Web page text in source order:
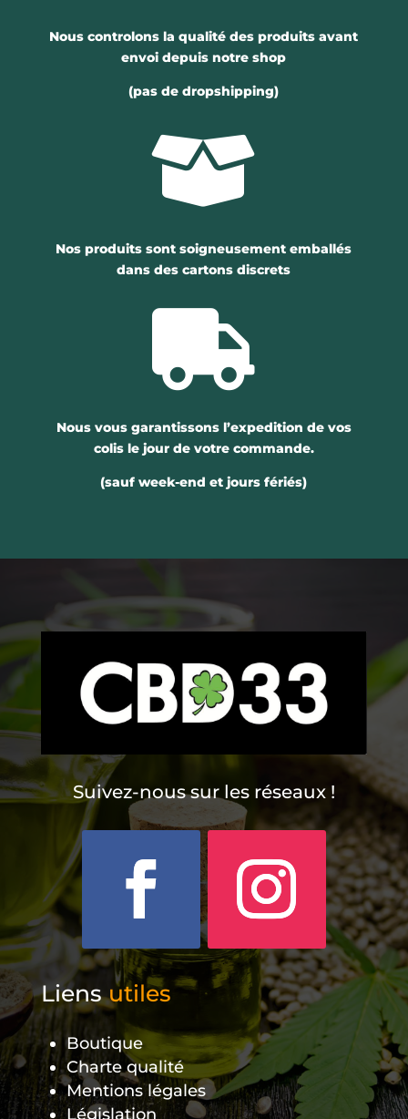
Nous controlons la qualité des produits avant
envoi depuis notre shop
(pas de dropshipping)

Nos produits sont soigneusement emballés
dans des cartons discrets

Nous vous garantissons l’expedition de vos
colis le jour de votre commande.
(sauf week-end et jours fériés)
Suivez-nous sur les réseaux !
Liens utiles
Boutique
Charte qualité
Mentions légales
Législation